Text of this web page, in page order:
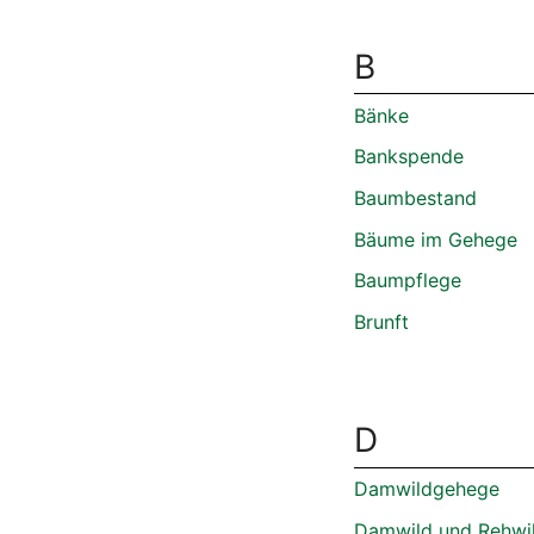
B
Bänke
Bankspende
Baumbestand
Bäume im Gehege
Baumpflege
Brunft
D
Damwildgehege